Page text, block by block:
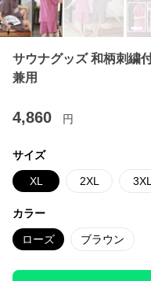
サウナグッズ 和柄刺繍
兼用
4,860 円
サイズ
XL 2XL 3XL
カラー
ローズ ブラウン